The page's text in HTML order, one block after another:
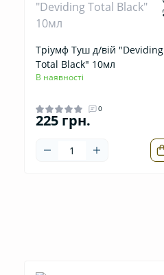
Тріумф Туш д/вій "Deviding
Total Black" 10мл
В наявності
0
225 грн.